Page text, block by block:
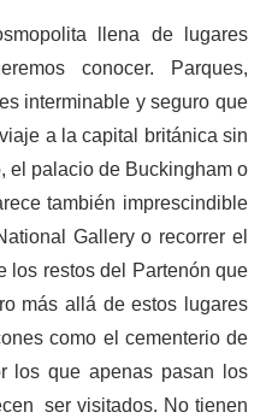
llena de lugares
conocer. Parques,
interminable y seguro que
a la capital británica sin
el palacio de Buckingham o
también imprescindible
Gallery o recorrer el
los restos del Partenón que
más allá de estos lugares
como el cementerio de
los que apenas pasan los
ser visitados. No tienen